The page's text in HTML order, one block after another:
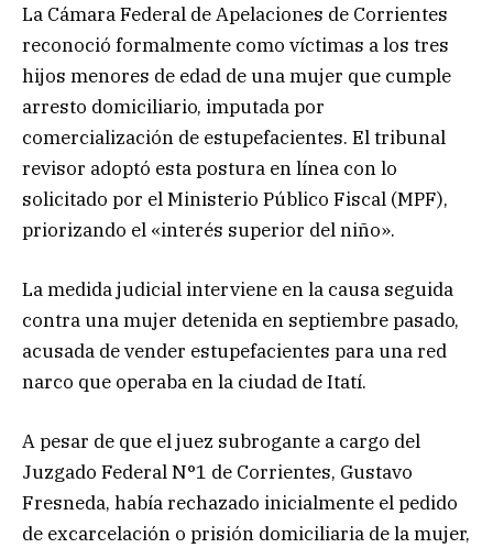
La Cámara Federal de Apelaciones de Corrientes
reconoció formalmente como víctimas a los tres
hijos menores de edad de una mujer que cumple
arresto domiciliario, imputada por
comercialización de estupefacientes. El tribunal
revisor adoptó esta postura en línea con lo
solicitado por el Ministerio Público Fiscal (MPF),
priorizando el «interés superior del niño».
La medida judicial interviene en la causa seguida
contra una mujer detenida en septiembre pasado,
acusada de vender estupefacientes para una red
narco que operaba en la ciudad de Itatí.
A pesar de que el juez subrogante a cargo del
Juzgado Federal N°1 de Corrientes, Gustavo
Fresneda, había rechazado inicialmente el pedido
de excarcelación o prisión domiciliaria de la mujer,